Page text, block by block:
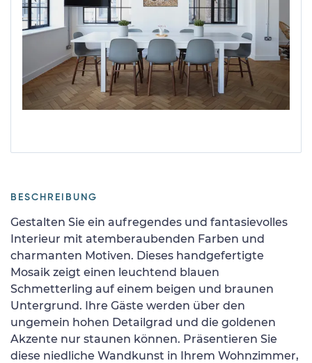
BESCHREIBUNG
Gestalten Sie ein aufregendes und fantasievolles
Interieur mit atemberaubenden Farben und
charmanten Motiven. Dieses handgefertigte
Mosaik zeigt einen leuchtend blauen
Schmetterling auf einem beigen und braunen
Untergrund. Ihre Gäste werden über den
ungemein hohen Detailgrad und die goldenen
Akzente nur staunen können. Präsentieren Sie
diese niedliche Wandkunst in Ihrem Wohnzimmer,